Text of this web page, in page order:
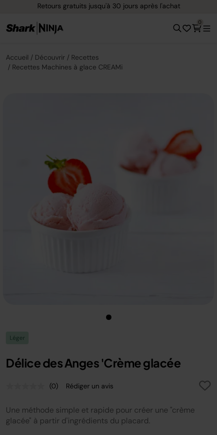
Retours gratuits jusqu'à 30 jours après l'achat
0
Accueil Découvrir
Recettes
Recettes Machines à glace CREAMi
Léger
Délice des Anges 'Crème glacée
Aucune
notation.
Lien
(0) Rédiger un avis
Une méthode simple et rapide pour créer une "crème
glacée" à partir d'ingrédients du placard.